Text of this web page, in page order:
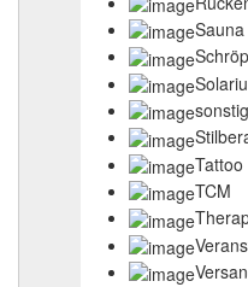
Sauna
Tattoo
TCM